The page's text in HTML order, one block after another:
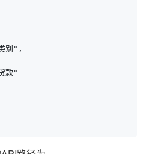
别",
款"